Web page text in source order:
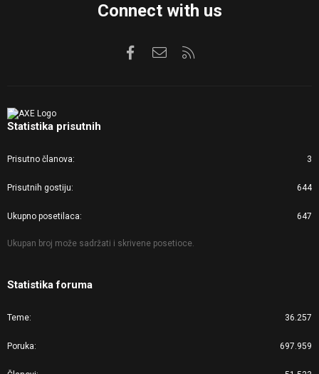
Connect with us
FacebookKontaktirajte nas
Statistika prisutnih
Prisutno članova 3
Prisutnih gostiju 644
Ukupno posetilaca 647
Ukupan broj može sadržati i skrivene posetioce.
Statistika foruma
Teme 36.257
Poruka 697.959